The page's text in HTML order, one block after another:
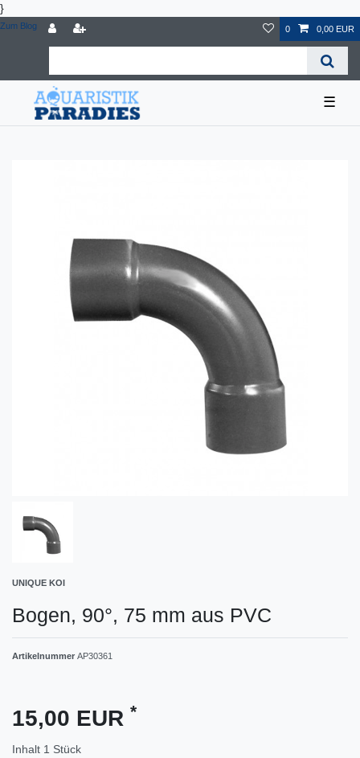
}
Zum Blog 0 0,00 EUR
☰
UNIQUE KOI
Bogen, 90°, 75 mm aus PVC
Artikelnummer AP30361
15,00 EUR *
Inhalt 1 Stück